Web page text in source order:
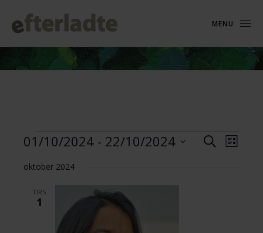
MENU
Begivenheder
Søg
Liste
01/10/2024 - 22/10/2024
dato.
oktober 2024
TIRS
1